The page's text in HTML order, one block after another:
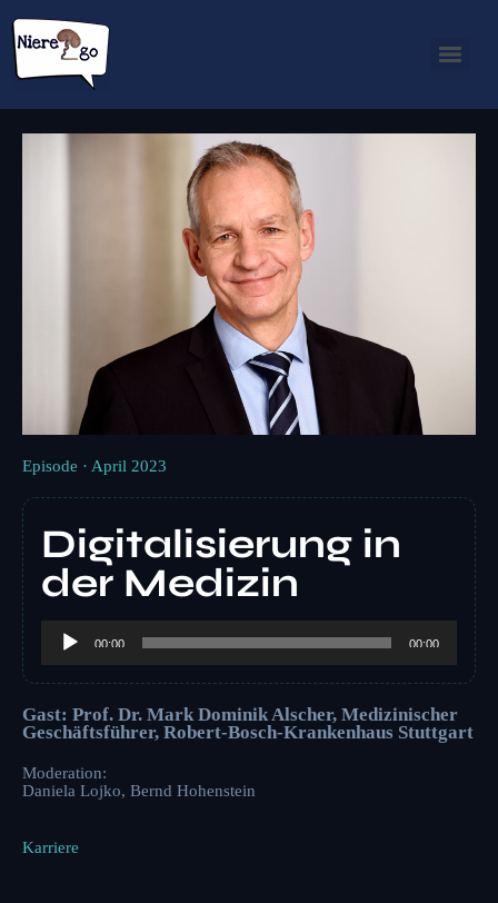
Episode · April 2023
Digitalisierung in
der Medizin
Audio-
Player00:00 00:00
Gast: Prof. Dr. Mark Dominik Alscher, Medizinischer
Geschäftsführer, Robert-Bosch-Krankenhaus Stuttgart
Moderation:
Daniela Lojko, Bernd Hohenstein
Karriere